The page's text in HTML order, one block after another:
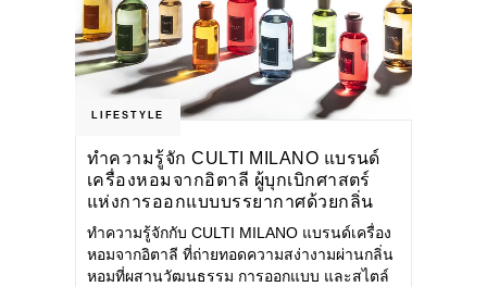
LIFESTYLE
ทำความรู้จัก CULTI MILANO แบรนด์
เครื่องหอมจากอิตาลี ผู้บุกเบิกศาสตร์
แห่งการออกแบบบรรยากาศด้วยกลิ่น
หอม ผสานสไตล์อันโดดเด่นอย่างลงตัว
ทำความรู้จักกับ CULTI MILANO แบรนด์เครื่อง
หอมจากอิตาลี ที่ถ่ายทอดความสง่างามผ่านกลิ่น
หอมที่ผสานวัฒนธรรม การออกแบบ และสไตล์